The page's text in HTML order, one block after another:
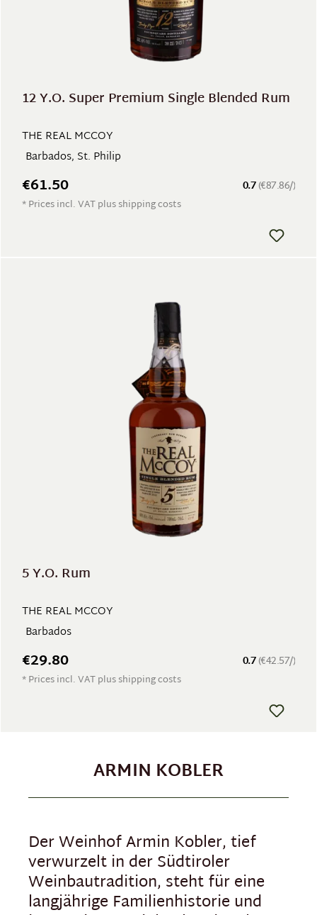
12 Y.O. Super Premium Single Blended Rum
THE REAL MCCOY
Barbados, St. Philip
0.7(€87.86/)
€61.50
* Prices incl. VAT plus shipping costs
5 Y.O. Rum
THE REAL MCCOY
Barbados
0.7(€42.57/)
€29.80
* Prices incl. VAT plus shipping costs
ARMIN KOBLER
Der Weinhof Armin Kobler, tief
verwurzelt in der Südtiroler
Weinbautradition, steht für eine
langjährige Familienhistorie und